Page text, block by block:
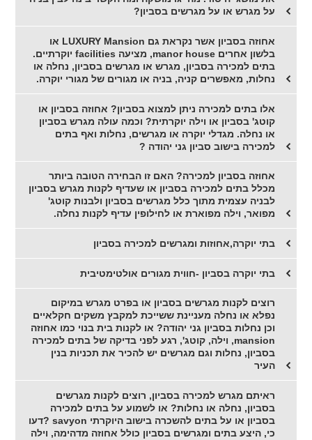
על מגרש או על מגרשים בסביון?
אחוזה בסביון אשר נקראת גם LUXURY Mansion או
בלשון אחרים manor house, מציעה facilities יוקרתיים.
בתים למכירה בסביון, מגרש או מגרשים בסביון, נחלה או
נחלות, מאפשרים קניה, בניה או מגורים של מגורי יוקרה.
אלו בתים למכירה ניתן למצוא בסביון? אחוזה בסביון או
קוטג' בסביון או וילה יוקרתית? וכמה עולה מגרש בסביון
או נחלה. מגדלי יוקרה או מגרשים, נחלות ואף בתים
למכירה בישוב סביון גני יהודה ?
אחוזה בסביון למכירה? האם זו הבחירה הטובה ביותר
מכלל בתים למכירה בסביון או שעדיף לקנות מגרש בסביון
לבניה עצמית מתוך כלל מגרשים בסביון ולבנות קוטג'
מפואר, וילה מפוארת או לחילופין עדיף לקנות נחלה.
בתי יוקרה,אחוזות ומגרשים למכירה בסביון
בתי יוקרה בסביון -חווית מגורים אולטימטיבית
רוצים לקנות מגרשים בסביון או בפרט מגרש במיקום
נפלא או נחלה מעניינת ששייכת למקבץ משקים חקלאיים
וכן נחלות בסביון גני יהודה? או לקנות בית בנוי כמו אחוזה
mansion, וילה, קוטג', רגע לפני בדיקה של בתים למכירה
בסביון, נחלות וגם מגרשים יש להכיר את תכניות בנין
העיר
ראיתם מגרש למכירה בסביון, רוצים לקנות מגרשים
בסביון, נחלה או נחלות? או לשמוע על בתים למכירה
בסביון או על בתים להשכרה בישוב היוקרתי savyon ?דעו
כי, היצע בתים ומגרשים בסביון כולל אחוזה מדהימה, וילה